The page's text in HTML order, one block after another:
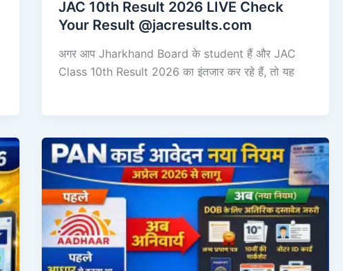
JAC 10th Result 2026 LIVE Check
Your Result @jacresults.com
अगर आप Jharkhand Board के student हैं और JAC
Class 10th Result 2026 का इंतजार कर रहे हैं, तो यह